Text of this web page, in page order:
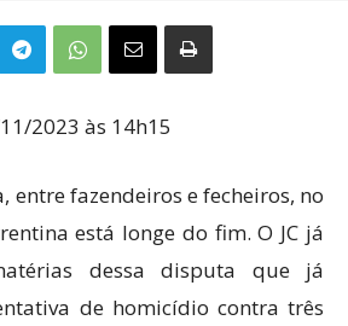
2023 às 14h15
entre fazendeiros e fecheiros, no
está longe do fim. O JC já
dessa disputa que já
de homicídio contra três